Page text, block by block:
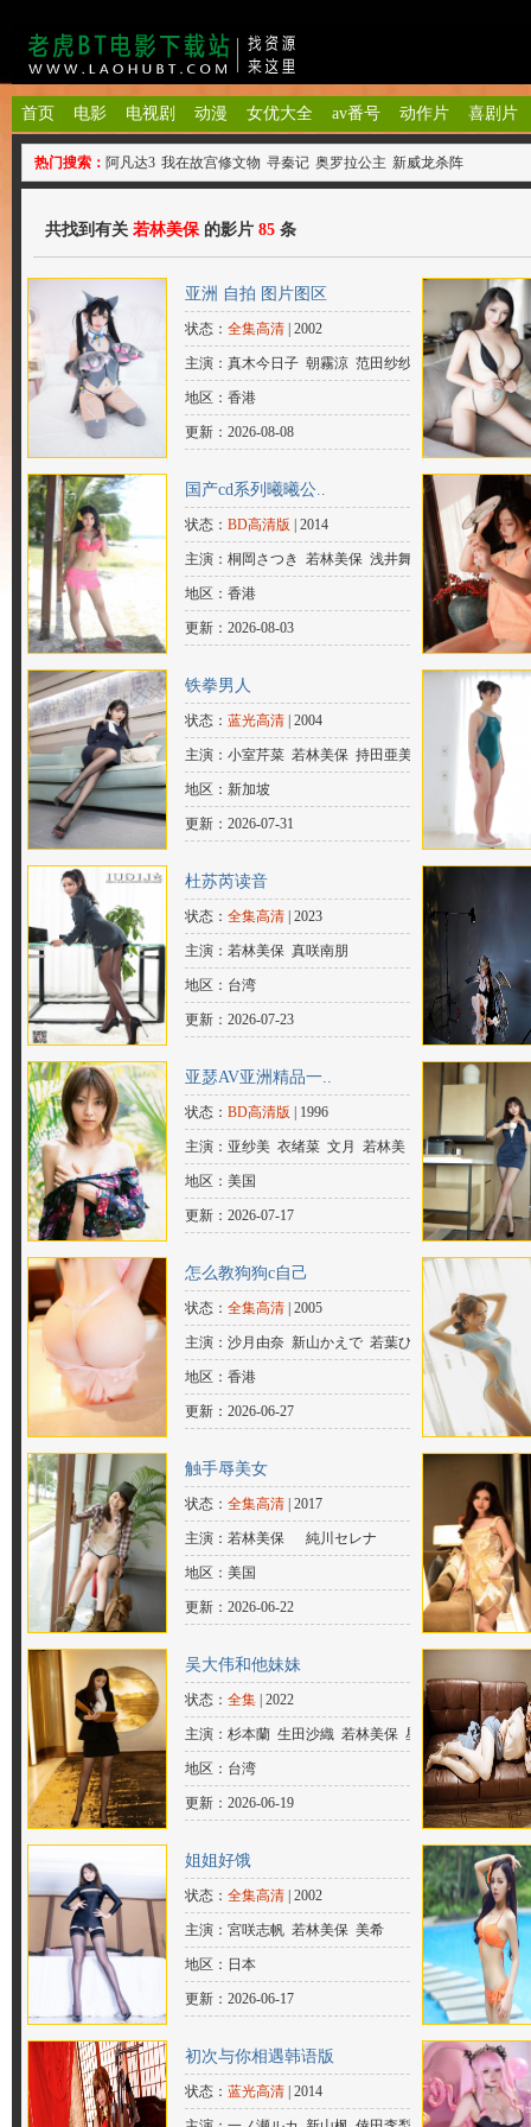
首页 电影 电视剧 动漫 女优大全 av番号 动作片 喜剧片
热门搜索： 阿凡达3 我在故宫修文物 寻秦记 奥罗拉公主 新威龙杀阵
共找到有关 若林美保的影片 85 条
亚洲 自拍 图片图区
状态： 全集高清 | 2002
主演：真木今日子 朝霧涼 范田纱纱 青
山真治 若林美保 川崎紀里恵
地区：香港
更新：2026-08-08
国产cd系列曦曦公..
状态： BD高清版 | 2014
主演：桐岡さつき 若林美保 浅井舞
香 伊沢涼子
地区：香港
更新：2026-08-03
铁拳男人
状态： 蓝光高清 | 2004
主演：小室芹菜 若林美保 持田亜美 辰
神麗子 小鳥遊秋葉 倉本美紅 芹澤いつ
き 藺檎 みずき桃香
地区：新加坡
更新：2026-07-31
杜苏芮读音
状态： 全集高清 | 2023
主演：若林美保 真咲南朋
地区：台湾
更新：2026-07-23
亚瑟AV亚洲精品一..
状态： BD高清版 | 1996
主演：亚纱美 衣绪菜 文月 若林美
保 中沢健 贵山侑哉
地区：美国
更新：2026-07-17
怎么教狗狗c自己
状态： 全集高清 | 2005
主演：沙月由奈 新山かえで 若葉ひ
な 若林美保 泉晴香 紅蘭 青山夏樹 青
山梨沙 冴木里江 桜瀬奈
地区：香港
更新：2026-06-27
触手辱美女
状态： 全集高清 | 2017
主演：若林美保 純川セレナ
地区：美国
更新：2026-06-22
吴大伟和他妹妹
状态： 全集 | 2022
主演：杉本蘭 生田沙織 若林美保 星倉
なぎさ 坂田美影 川村沙織 真白希美
地区：台湾
更新：2026-06-19
姐姐好饿
状态： 全集高清 | 2002
主演：宮咲志帆 若林美保 美希
地区：日本
更新：2026-06-17
初次与你相遇韩语版
状态： 蓝光高清 | 2014